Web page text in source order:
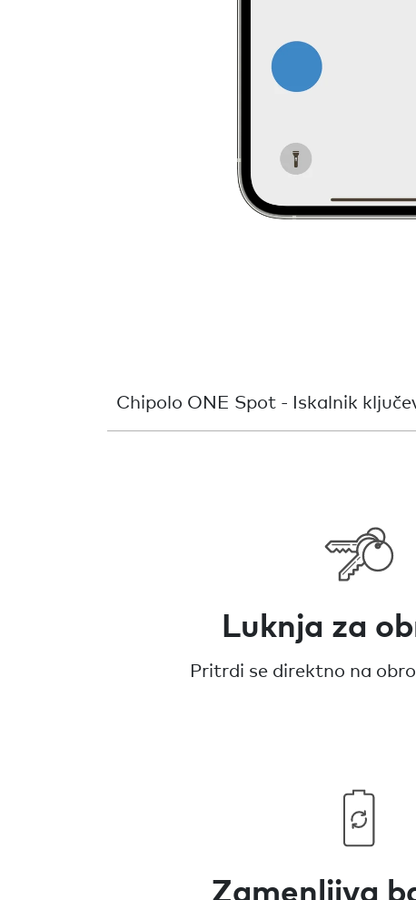
Chipolo ONE Spot - Iskalnik
Luknja za
Pritrdi se direktno na
Zamenljiva